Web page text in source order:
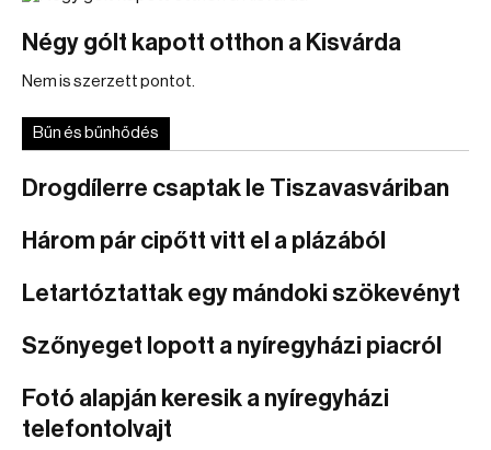
Négy gólt kapott otthon a Kisvárda
Nem is szerzett pontot.
Bűn és bűnhődés
Drogdílerre csaptak le Tiszavasváriban
Három pár cipőtt vitt el a plázából
Letartóztattak egy mándoki szökevényt
Szőnyeget lopott a nyíregyházi piacról
Fotó alapján keresik a nyíregyházi
telefontolvajt